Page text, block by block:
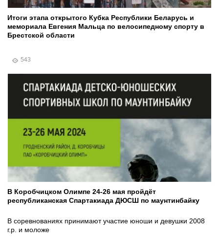
Итоги этапа открытого Кубка Республики Беларусь и
мемориала Евгения Мальца по велосипедному спорту в
Брестской области
543
В Коробчицком Олимпе 24-26 мая пройдёт
республиканская Спартакиада ДЮСШ по маунтинбайку
В соревнованиях принимают участие юноши и девушки 2008
г.р. и моложе